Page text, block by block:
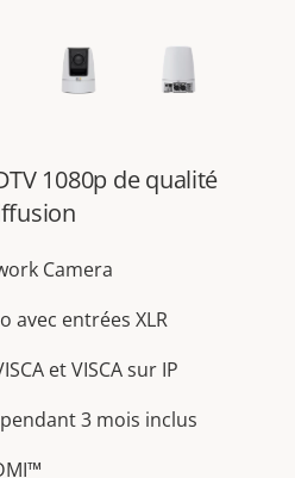
1080p de qualité
Camera
avec entrées XLR
et VISCA sur IP
3 mois inclus